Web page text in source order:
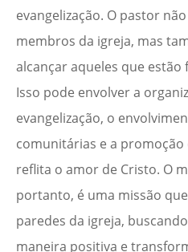
evangelização. O pastor
membros da igreja, mas
alcançar aqueles que
Isso pode envolver a
evangelização, o
comunitárias e a
reflita o amor de Cristo. O
portanto, é uma missão
paredes da igreja,
maneira positiva e